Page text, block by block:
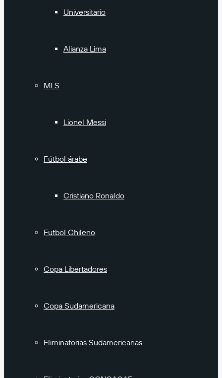
Universitario
Alianza Lima
MLS
Lionel Messi
Fútbol árabe
Cristiano Ronaldo
Futbol Chileno
Copa Libertadores
Copa Sudamericana
Eliminatorias Sudamericanas